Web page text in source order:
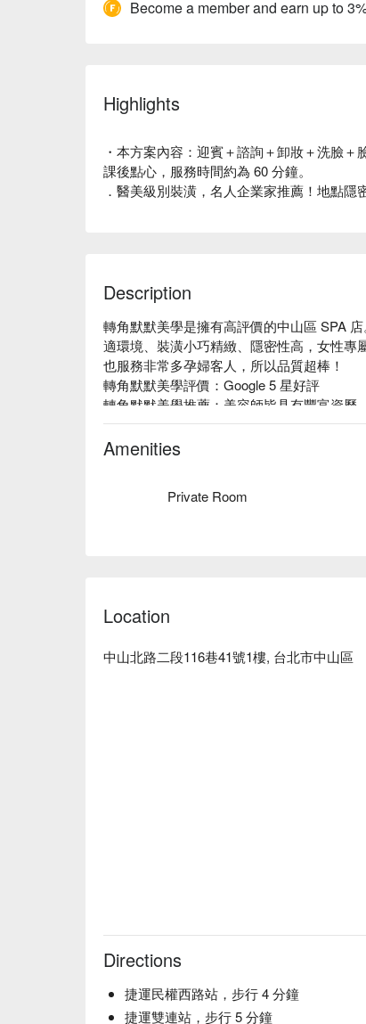
Become a member and earn up to
Highlights
・本方案內容：迎賓＋諮詢＋卸妝＋洗臉
課後點心，服務時間約為 60 分鐘。
．醫美級別裝潢，名人企業家推薦！地點隱
Description
轉角默默美學是擁有高評價的中山區 SPA
適環境、裝潢小巧精緻、隱密性高，女性專
也服務非常多孕婦客人，所以品質超棒！
轉角默默美學評價：Google 5 星好評
轉角默默美學推薦：美容師皆具有豐富資歷
走高質感輕奢風設計，隱密性高。
轉角默默美學預約、轉角默默美學價格、轉
Amenities
Private Room
Location
中山北路二段116巷41號1樓, 台北市中山區
Directions
捷運民權西路站，步行 4 分鐘
捷運雙連站，步行 5 分鐘